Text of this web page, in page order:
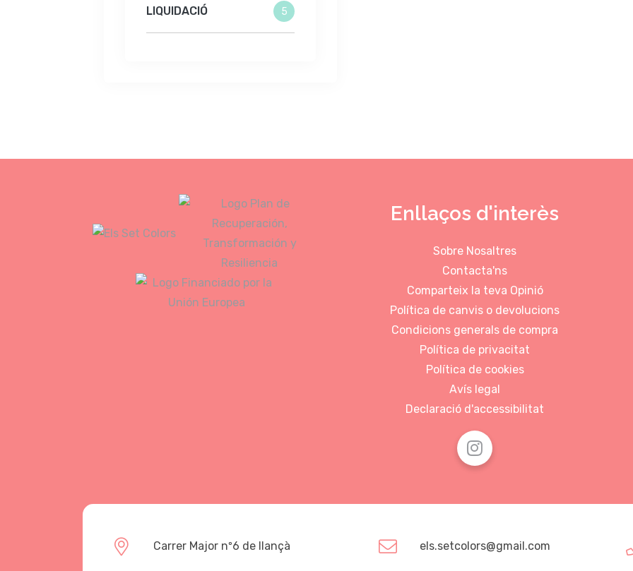
LIQUIDACIÓ 5
Enllaços d'interès
Sobre Nosaltres
Contacta'ns
Comparteix la teva Opinió
Política de canvis o devolucions
Condicions generals de compra
Política de privacitat
Política de cookies
Avís legal
Declaració d'accessibilitat
Carrer Major nº6 de llançà els.setcolors@gmail.com